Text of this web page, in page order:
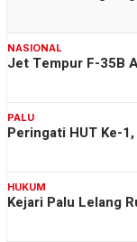
NASIONAL
Jet Tempur F-35B
PALU
Peringati HUT Ke-
HUKUM
Kejari Palu Lelang